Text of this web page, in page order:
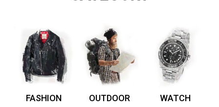
FASHION OUTDOOR WATCH